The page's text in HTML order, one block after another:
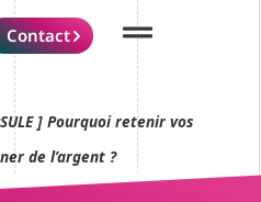
Contact
] Pourquoi retenir vos
de l’argent ?